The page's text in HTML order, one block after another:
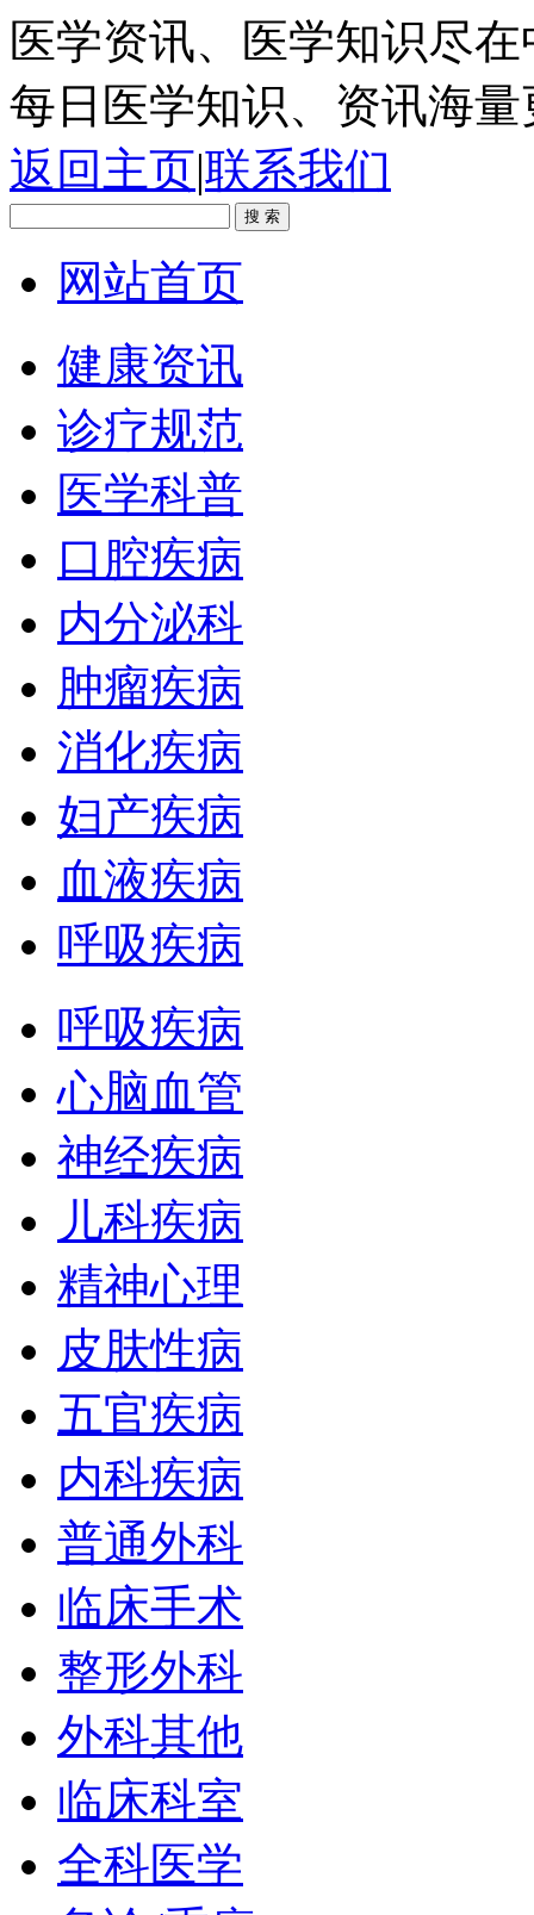
医学资讯、医学知识尽
每日医学知识、资讯海
返回主页|联系我们
网站首页
健康资讯
诊疗规范
医学科普
口腔疾病
内分泌科
肿瘤疾病
消化疾病
妇产疾病
血液疾病
呼吸疾病
呼吸疾病
心脑血管
神经疾病
儿科疾病
精神心理
皮肤性病
五官疾病
内科疾病
普通外科
临床手术
整形外科
外科其他
临床科室
全科医学